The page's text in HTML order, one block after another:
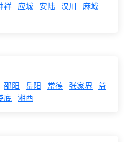
祥 应城 安陆 汉川 麻城
邵阳 岳阳 常德 张家界
益
底 湘西